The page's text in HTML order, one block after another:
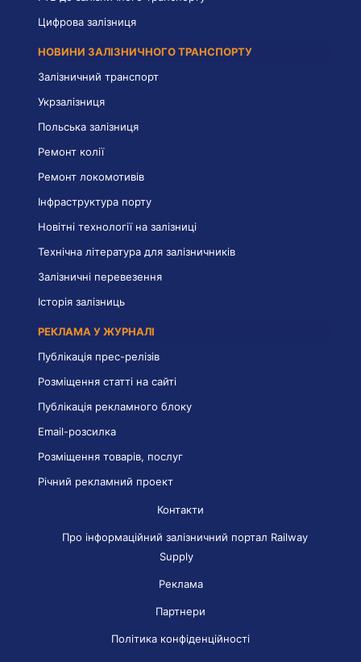
Цифрова залізниця
НОВИНИ ЗАЛІЗНИЧНОГО ТРАНСПОРТУ
Залізничний транспорт
Укрзалізниця
Польська залізниця
Ремонт колії
Ремонт локомотивів
Інфраструктура порту
Новітні технології на залізниці
Технічна література для залізничників
Залізничні перевезення
Історія залізниць
РЕКЛАМА У ЖУРНАЛІ
Публікація прес-релізів
Розміщення статті на сайті
Публікація рекламного блоку
Email-розсилка
Розміщення товарів, послуг
Річний рекламний проект
Контакти
Про інформаційний залізничний портал Railway
Supply
Реклама
Партнери
Політика конфіденційності